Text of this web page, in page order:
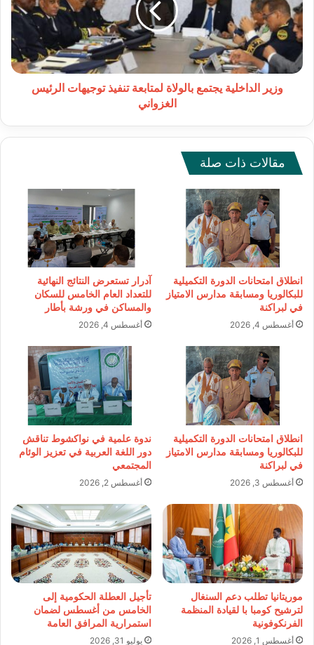
لمتابعة
تنفيذ
توجيهات
الرئيس
الغزواني
وزير الداخلية يجتمع بالولاة لمتابعة تنفيذ توجيهات الرئيس
الغزواني
مقالات ذات صلة
انطلاق امتحانات الدورة التكميلية
للبكالوريا ومسابقة مدارس الامتياز
في لبراكنة
أغسطس 4, 2026
آدرار تستعرض النتائج النهائية
للتعداد العام الخامس للسكان
والمساكن في ورشة بأطار
أغسطس 4, 2026
انطلاق امتحانات الدورة التكميلية
للبكالوريا ومسابقة مدارس الامتياز
في لبراكنة
أغسطس 3, 2026
ندوة علمية في نواكشوط تناقش
دور اللغة العربية في تعزيز الوئام
المجتمعي
أغسطس 2, 2026
موريتانيا تطلب دعم السنغال
لترشيح كومبا با لقيادة المنظمة
الفرنكوفونية
أغسطس 1, 2026
تأجيل العطلة الحكومية إلى
الخامس من أغسطس لضمان
استمرارية المرافق العامة
يوليو 31, 2026